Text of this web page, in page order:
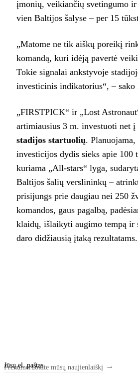
įmonių, veikiančių svetingumo
vien Baltijos šalyse – per 15
„Matome ne tik aiškų poreikį
komandą, kuri idėją pavertė
Tokie signalai ankstyvoje
investicinis indikatorius“, –
„FIRSTPICK“ ir „Lost
artimiausius 3 m. investuoti net į
stadijos startuolių.
investicijos dydis sieks apie 100
kuriama „All-stars“ lyga,
Baltijos šalių verslininkų –
prisijungs prie daugiau nei 250
komandos, gaus pagalbą,
klaidų, išlaikyti augimo tempą ir
daro didžiausią įtaką rezultatams.